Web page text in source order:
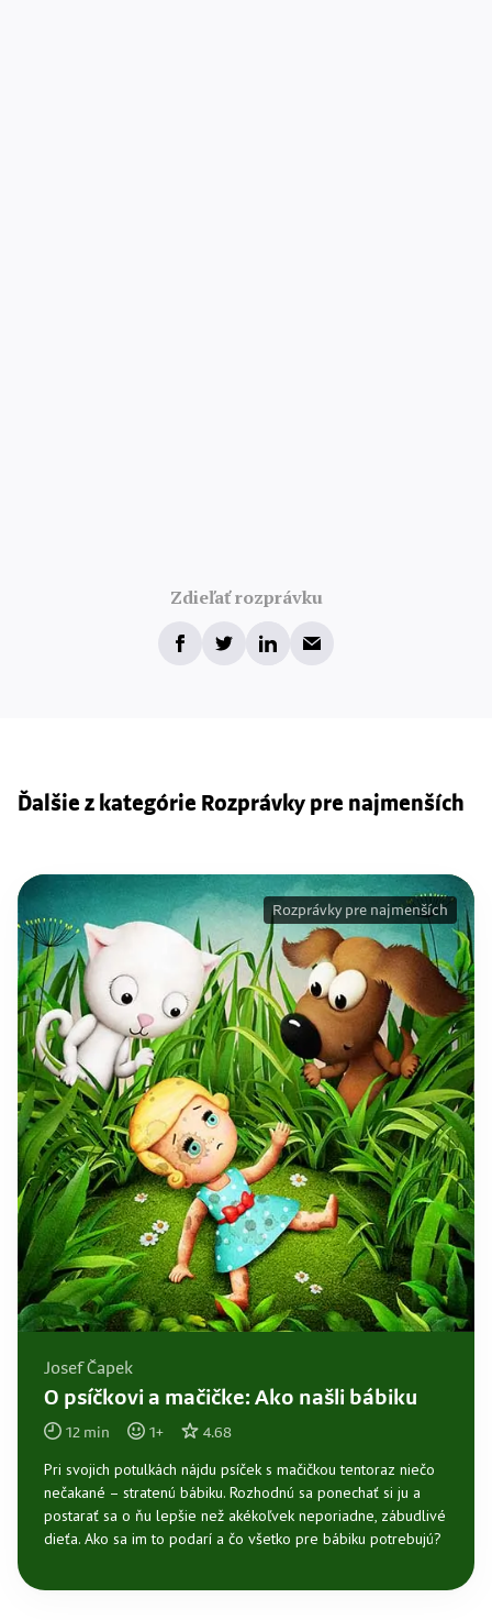
Zdieľať rozprávku
Ďalšie z kategórie Rozprávky pre najmenších
Josef Čapek
O psíčkovi a mačičke: Ako našli bábiku
12 min 1+ 4.68
Pri svojich potulkách nájdu psíček s mačičkou tentoraz niečo
nečakané – stratenú bábiku. Rozhodnú sa ponechať si ju a
postarať sa o ňu lepšie než akékoľvek neporiadne, zábudlivé
dieťa. Ako sa im to podarí a čo všetko pre bábiku potrebujú?
Rozprávky pre najmenších